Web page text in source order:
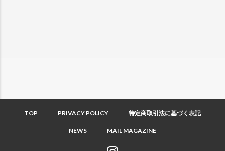
TOP PRIVACY POLICY 特定商取引法に基づく表記
NEWS MAIL MAGAZINE